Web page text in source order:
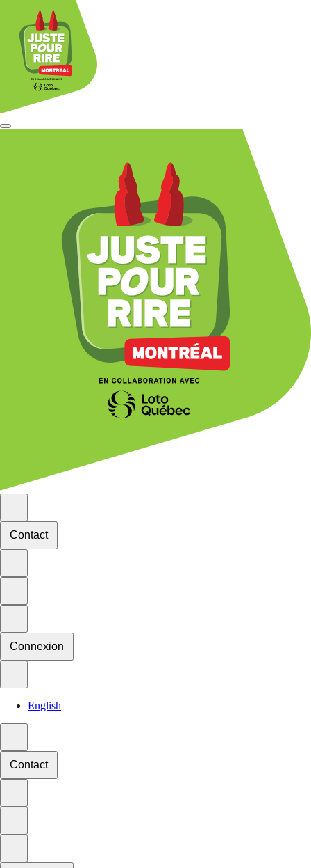
Contact
Connexion
English
Contact